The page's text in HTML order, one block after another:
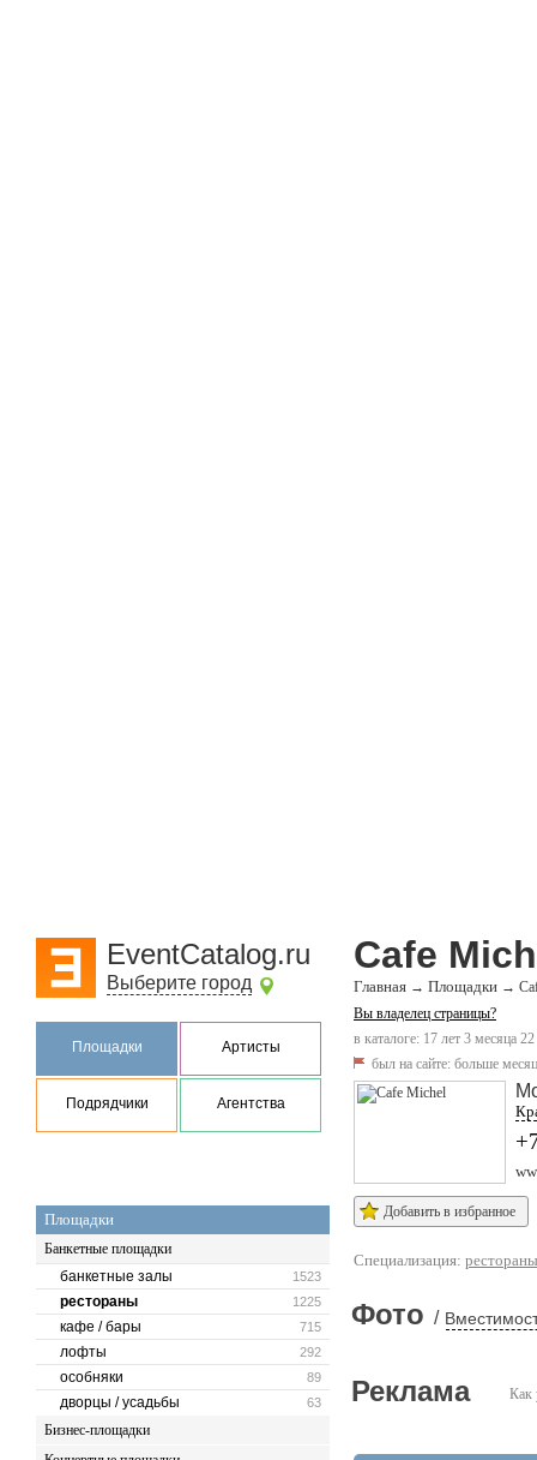
EventCatalog.ru
Выберите город
Площадки Артисты
Подрядчики Агентства
Площадки
Банкетные площадки
1523
банкетные залы
1225
рестораны
715
кафе / бары
292
лофты
89
особняки
63
дворцы / усадьбы
Бизнес-площадки
Cafe
Главная → Площадки →
Вы владелец страницы?
в каталоге: 17 лет 3 месяца
был на сайте: больше
Добавить в избранное
Специализация: рестораны
Фото /
Как
Реклама